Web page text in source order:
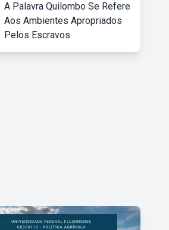
A Palavra Quilombo Se Refere
Aos Ambientes Apropriados
Pelos Escravos